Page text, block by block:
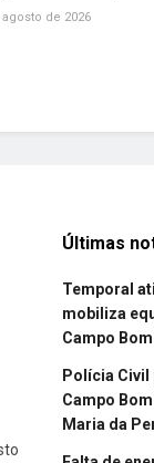
de 2026
Últimas
Temporal
mobiliza
Campo Bom
Polícia
Campo
Maria da